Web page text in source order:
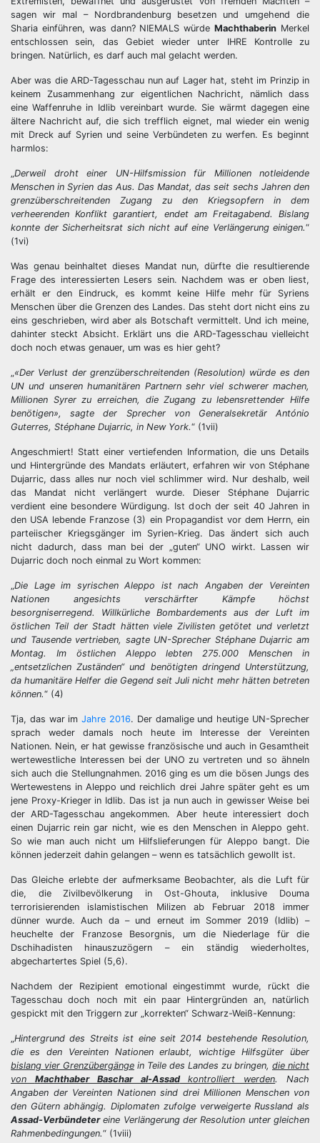
sagen wir mal – Nordbrandenburg besetzen und umgehend die
Sharia einführen, was dann? NIEMALS würdeMachthaberin Merkel
entschlossen sein, das Gebiet wieder unter IHRE Kontrolle zu
bringen. Natürlich, es darf auch mal gelacht werden.
Aber was die ARD-Tagesschau nun auf Lager hat, steht im Prinzip in
keinem Zusammenhang zur eigentlichen Nachricht, nämlich dass
eine Waffenruhe in Idlib vereinbart wurde. Sie wärmt dagegen eine
ältere Nachricht auf, die sich trefflich eignet, mal wieder ein wenig
mit Dreck auf Syrien und seine Verbündeten zu werfen. Es beginnt
harmlos:
„Derweil droht einer UN-Hilfsmission für Millionen notleidende
Menschen in Syrien das Aus. Das Mandat, das seit sechs Jahren den
grenzüberschreitenden Zugang zu den Kriegsopfern in dem
verheerenden Konflikt garantiert, endet am Freitagabend. Bislang
konnte der Sicherheitsrat sich nicht auf eine Verlängerung einigen.“
(1vi)
Was genau beinhaltet dieses Mandat nun, dürfte die resultierende
Frage des interessierten Lesers sein. Nachdem was er oben liest,
erhält er den Eindruck, es kommt keine Hilfe mehr für Syriens
Menschen über die Grenzen des Landes. Das steht dort nicht eins zu
eins geschrieben, wird aber als Botschaft vermittelt. Und ich meine,
dahinter steckt Absicht. Erklärt uns die ARD-Tagesschau vielleicht
doch noch etwas genauer, um was es hier geht?
„«Der Verlust der grenzüberschreitenden (Resolution) würde es den
UN und unseren humanitären Partnern sehr viel schwerer machen,
Millionen Syrer zu erreichen, die Zugang zu lebensrettender Hilfe
benötigen», sagte der Sprecher von Generalsekretär António
Guterres, Stéphane Dujarric, in New York.“ (1vii)
Angeschmiert! Statt einer vertiefenden Information, die uns Details
und Hintergründe des Mandats erläutert, erfahren wir von Stéphane
Dujarric, dass alles nur noch viel schlimmer wird. Nur deshalb, weil
das Mandat nicht verlängert wurde. Dieser Stéphane Dujarric
verdient eine besondere Würdigung. Ist doch der seit 40 Jahren in
den USA lebende Franzose (3) ein Propagandist vor dem Herrn, ein
parteiischer Kriegsgänger im Syrien-Krieg. Das ändert sich auch
nicht dadurch, dass man bei der „guten“ UNO wirkt. Lassen wir
Dujarric doch noch einmal zu Wort kommen:
„Die Lage im syrischen Aleppo ist nach Angaben der Vereinten
Nationen angesichts verschärfter Kämpfe höchst
besorgniserregend. Willkürliche Bombardements aus der Luft im
östlichen Teil der Stadt hätten viele Zivilisten getötet und verletzt
und Tausende vertrieben, sagte UN-Sprecher Stéphane Dujarric am
Montag. Im östlichen Aleppo lebten 275.000 Menschen in
„entsetzlichen Zuständen“ und benötigten dringend Unterstützung,
da humanitäre Helfer die Gegend seit Juli nicht mehr hätten betreten
können.“ (4)
Tja, das war imJahre 2016. Der damalige und heutige UN-Sprecher
sprach weder damals noch heute im Interesse der Vereinten
Nationen. Nein, er hat gewisse französische und auch in Gesamtheit
wertewestliche Interessen bei der UNO zu vertreten und so ähneln
sich auch die Stellungnahmen. 2016 ging es um die bösen Jungs des
Wertewestens in Aleppo und reichlich drei Jahre später geht es um
jene Proxy-Krieger in Idlib. Das ist ja nun auch in gewisser Weise bei
der ARD-Tagesschau angekommen. Aber heute interessiert doch
einen Dujarric rein gar nicht, wie es den Menschen in Aleppo geht.
So wie man auch nicht um Hilfslieferungen für Aleppo bangt. Die
können jederzeit dahin gelangen – wenn es tatsächlich gewollt ist.
Das Gleiche erlebte der aufmerksame Beobachter, als die Luft für
die, die Zivilbevölkerung in Ost-Ghouta, inklusive Douma
terrorisierenden islamistischen Milizen ab Februar 2018 immer
dünner wurde. Auch da – und erneut im Sommer 2019 (Idlib) –
heuchelte der Franzose Besorgnis, um die Niederlage für die
Dschihadisten hinauszuzögern – ein ständig wiederholtes,
abgechartertes Spiel (5,6).
Nachdem der Rezipient emotional eingestimmt wurde, rückt die
Tagesschau doch noch mit ein paar Hintergründen an, natürlich
gespickt mit den Triggern zur „korrekten“ Schwarz-Weiß-Kennung:
„Hintergrund des Streits ist eine seit 2014 bestehende Resolution,
die es den Vereinten Nationen erlaubt, wichtige Hilfsgüter über
bislang vier Grenzübergänge in Teile des Landes zu bringen, die nicht
von Machthaber Baschar al-Assadkontrolliert werden. Nach
Angaben der Vereinten Nationen sind drei Millionen Menschen von
den Gütern abhängig. Diplomaten zufolge verweigerte Russland als
Assad-Verbündetereine Verlängerung der Resolution unter gleichen
Rahmenbedingungen.“ (1viii)